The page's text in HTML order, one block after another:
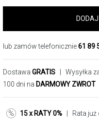
lub zamów telefonicznie61 89
Dostawa GRATIS | Wysyłka
100 dni na DARMOWY ZWROT
15 x RATY 0% | Rata już